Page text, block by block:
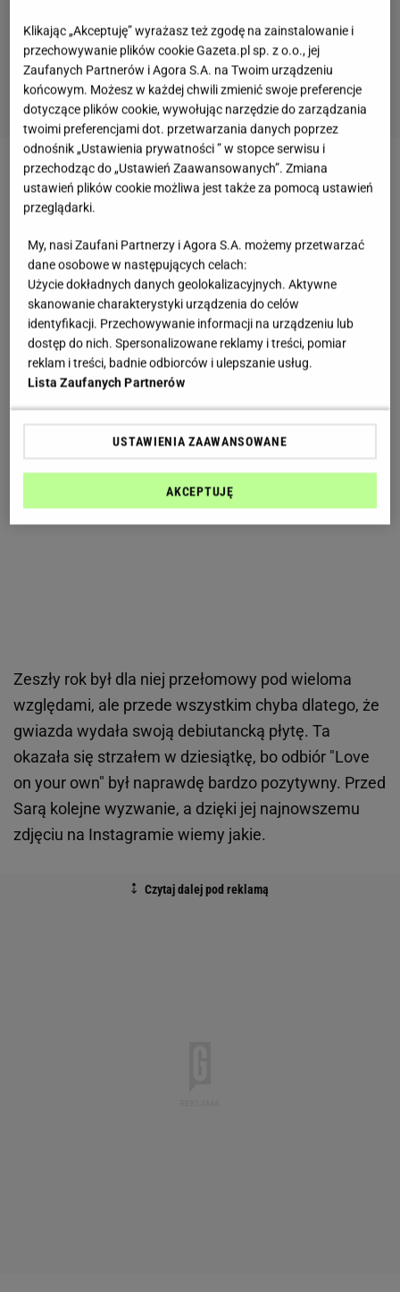
Przypomnijmy, że Sara sama ma dwie siostry Ines i
Nadię, z którymi wspólnie prowadzi firmę z biżuterią
Zeszły rok był dla niej przełomowy pod wieloma
względami, ale przede wszystkim chyba dlatego, że
gwiazda wydała swoją debiutancką płytę. Ta
okazała się strzałem w dziesiątkę, bo odbiór "Love
on your own" był naprawdę bardzo pozytywny. Przed
Sarą kolejne wyzwanie, a dzięki jej najnowszemu
zdjęciu na Instagramie wiemy jakie.
Klikając „Akceptuję” wyrażasz też zgodę na zainstalowanie i
przechowywanie plików cookie Gazeta.pl sp. z o.o., jej
Zaufanych Partnerów i Agora S.A. na Twoim urządzeniu
końcowym. Możesz w każdej chwili zmienić swoje preferencje
dotyczące plików cookie, wywołując narzędzie do zarządzania
twoimi preferencjami dot. przetwarzania danych poprzez
odnośnik „Ustawienia prywatności ” w stopce serwisu i
przechodząc do „Ustawień Zaawansowanych”. Zmiana
ustawień plików cookie możliwa jest także za pomocą ustawień
przeglądarki.
My, nasi Zaufani Partnerzy i Agora S.A. możemy przetwarzać
dane osobowe w następujących celach:
Użycie dokładnych danych geolokalizacyjnych. Aktywne
skanowanie charakterystyki urządzenia do celów
identyfikacji. Przechowywanie informacji na urządzeniu lub
dostęp do nich. Spersonalizowane reklamy i treści, pomiar
reklam i treści, badnie odbiorców i ulepszanie usług.
Lista Zaufanych Partnerów
USTAWIENIA ZAAWANSOWANE
AKCEPTUJĘ